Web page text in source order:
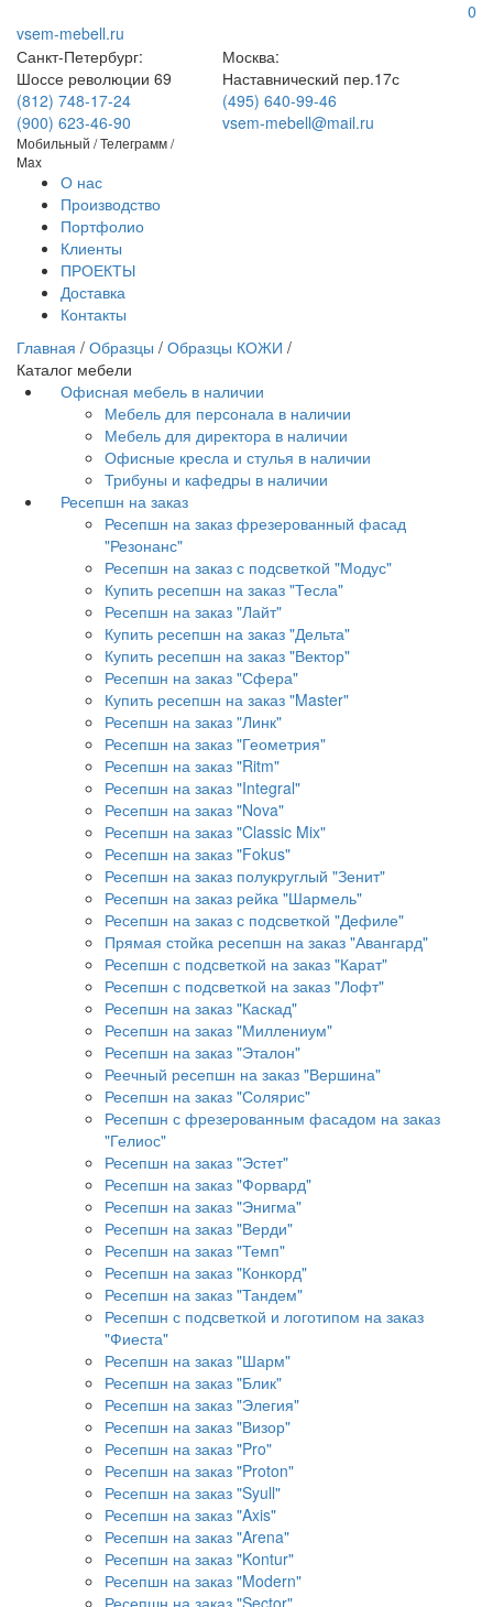
0
vsem-mebell.ru
Санкт-Петербург:
Шоссе революции 69
(812) 748-17-24
(900) 623-46-90
Мобильный / Телеграмм /
Max
Москва:
Наставнический пер.17с
(495) 640-99-46
vsem-mebell@mail.ru
О нас
Производство
Портфолио
Клиенты
ПРОЕКТЫ
Доставка
Контакты
Главная / Образцы / Образцы КОЖИ /
Каталог мебели
Офисная мебель в наличии
Мебель для персонала в наличии
Мебель для директора в наличии
Офисные кресла и стулья в наличии
Трибуны и кафедры в наличии
Ресепшн на заказ
Ресепшн на заказ фрезерованный фасад
"Резонанс"
Ресепшн на заказ с подсветкой "Модус"
Купить ресепшн на заказ "Тесла"
Ресепшн на заказ "Лайт"
Купить ресепшн на заказ "Дельта"
Купить ресепшн на заказ "Вектор"
Ресепшн на заказ "Сфера"
Купить ресепшн на заказ "Master"
Ресепшн на заказ "Линк"
Ресепшн на заказ "Геометрия"
Ресепшн на заказ "Ritm"
Ресепшн на заказ "Integral"
Ресепшн на заказ "Nova"
Ресепшн на заказ "Classic Mix"
Ресепшн на заказ "Fokus"
Ресепшн на заказ полукруглый "Зенит"
Ресепшн на заказ рейка "Шармель"
Ресепшн на заказ с подсветкой "Дефиле"
Прямая стойка ресепшн на заказ "Авангард"
Ресепшн с подсветкой на заказ "Карат"
Ресепшн с подсветкой на заказ "Лофт"
Ресепшн на заказ "Каскад"
Ресепшн на заказ "Миллениум"
Ресепшн на заказ "Эталон"
Реечный ресепшн на заказ "Вершина"
Ресепшн на заказ "Солярис"
Ресепшн с фрезерованным фасадом на заказ
"Гелиос"
Ресепшн на заказ "Эстет"
Ресепшн на заказ "Форвард"
Ресепшн на заказ "Энигма"
Ресепшн на заказ "Верди"
Ресепшн на заказ "Темп"
Ресепшн на заказ "Конкорд"
Ресепшн на заказ "Тандем"
Ресепшн с подсветкой и логотипом на заказ
"Фиеста"
Ресепшн на заказ "Шарм"
Ресепшн на заказ "Блик"
Ресепшн на заказ "Элегия"
Ресепшн на заказ "Визор"
Ресепшн на заказ "Pro"
Ресепшн на заказ "Proton"
Ресепшн на заказ "Syull"
Ресепшн на заказ "Axis"
Ресепшн на заказ "Arena"
Ресепшн на заказ "Kontur"
Ресепшн на заказ "Modern"
Ресепшн на заказ "Sector"